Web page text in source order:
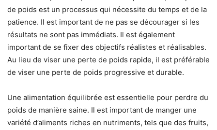
de poids est un processus qui nécessite du temps et de la
patience. Il est important de ne pas se décourager si les
résultats ne sont pas immédiats. Il est également
important de se fixer des objectifs réalistes et réalisables.
Au lieu de viser une perte de poids rapide, il est préférable
de viser une perte de poids progressive et durable.
Une alimentation équilibrée est essentielle pour perdre du
poids de manière saine. Il est important de manger une
variété d’aliments riches en nutriments, tels que des fruits,